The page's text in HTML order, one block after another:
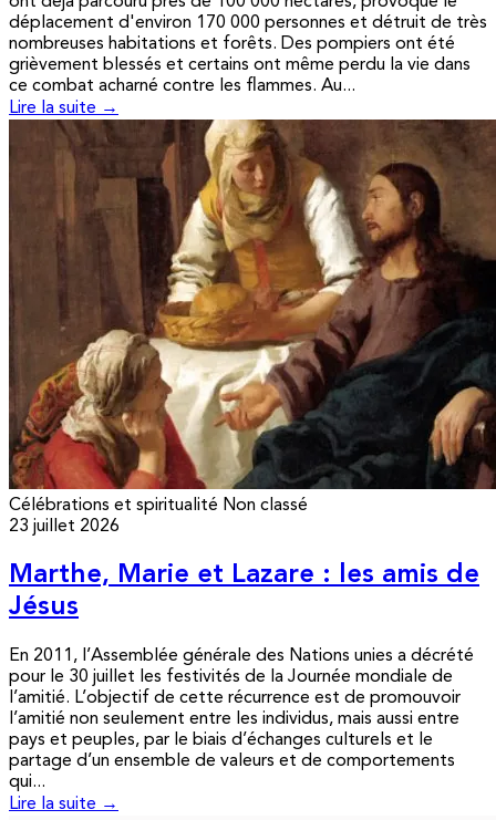
déplacement d'environ 170 000 personnes et détruit de très
nombreuses habitations et forêts. Des pompiers ont été
grièvement blessés et certains ont même perdu la vie dans
ce combat acharné contre les flammes. Au...
Lire la suite →
Célébrations et spiritualité Non classé
23 juillet 2026
Marthe, Marie et Lazare : les amis de
Jésus
En 2011, l’Assemblée générale des Nations unies a décrété
pour le 30 juillet les festivités de la Journée mondiale de
l’amitié. L’objectif de cette récurrence est de promouvoir
l’amitié non seulement entre les individus, mais aussi entre
pays et peuples, par le biais d’échanges culturels et le
partage d’un ensemble de valeurs et de comportements
qui...
Lire la suite →